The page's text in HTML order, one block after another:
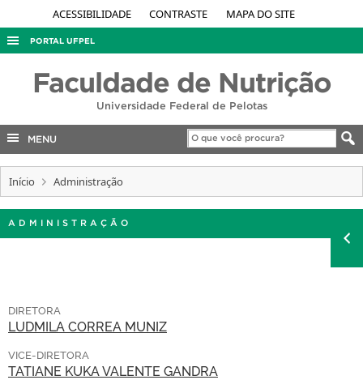
ACESSIBILIDADE CONTRASTE MAPA DO SITE
PORTAL UFPEL
AUDITORIA
COBALTO
EDITAIS
Faculdade de Nutrição
Universidade Federal de Pelotas
MENU
Início Administração
ADMINISTRAÇÃO
DIRETORA
LUDMILA CORREA MUNIZ
VICE-DIRETORA
TATIANE KUKA VALENTE GANDRA